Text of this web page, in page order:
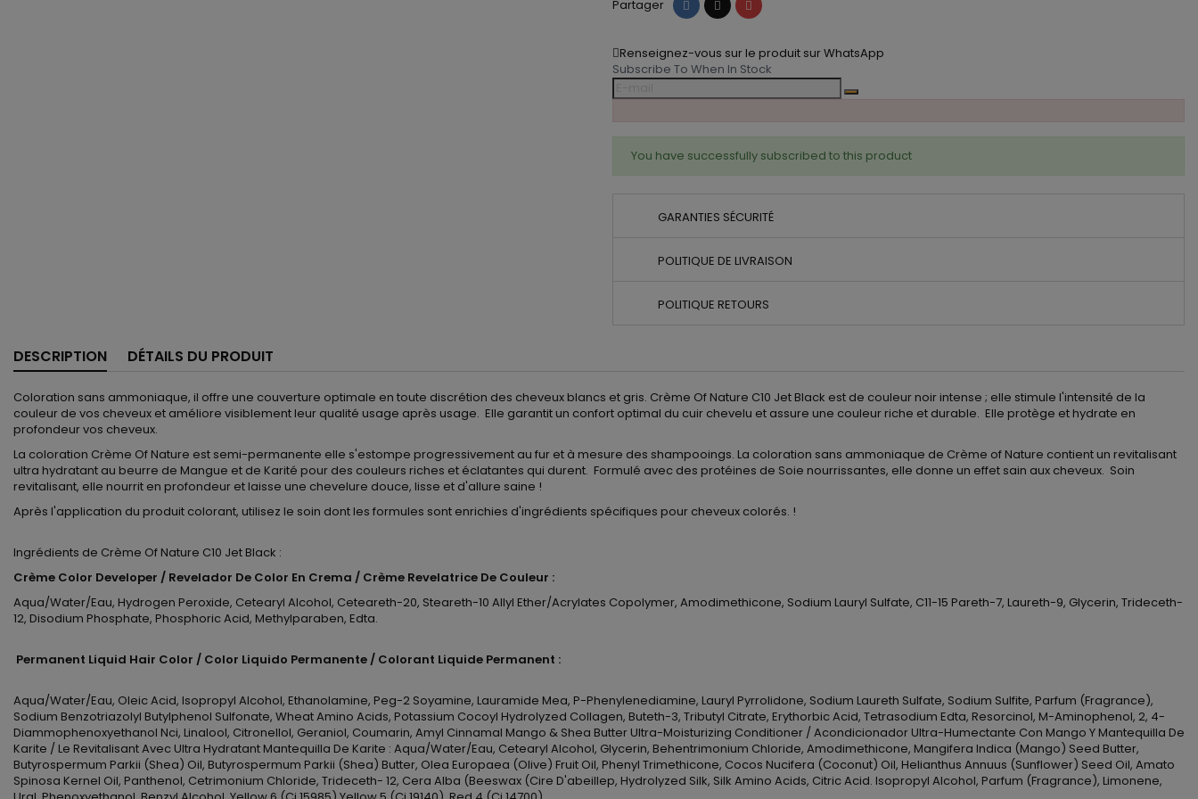
Partager PartagerTweet Pinterest
Renseignez-vous sur le produit sur WhatsApp
Subscribe To When In Stock
You have successfully subscribed to this product
GARANTIES SÉCURITÉ
POLITIQUE DE LIVRAISON
POLITIQUE RETOURS
DESCRIPTION DÉTAILS DU PRODUIT
Coloration sans ammoniaque, il offre une couverture optimale en toute discrétion des cheveux blancs et gris. Crème Of Nature C10 Jet Black est de couleur noir intense ; elle stimule l'intensité de la
couleur de vos cheveux et améliore visiblement leur qualité usage après usage. Elle garantit un confort optimal du cuir chevelu et assure une couleur riche et durable. Elle protège et hydrate en
profondeur vos cheveux.
La coloration Crème Of Nature est semi-permanente elle s'estompe progressivement au fur et à mesure des shampooings. La coloration sans ammoniaque de Crème of Nature contient un revitalisant
ultra hydratant au beurre de Mangue et de Karité pour des couleurs riches et éclatantes qui durent. Formulé avec des protéines de Soie nourrissantes, elle donne un effet sain aux cheveux. Soin
revitalisant, elle nourrit en profondeur et laisse une chevelure douce, lisse et d'allure saine !
Après l'application du produit colorant, utilisez le soin dont les formules sont enrichies d'ingrédients spécifiques pour cheveux colorés. !
Ingrédients de Crème Of Nature C10 Jet Black :
Crème Color Developer / Revelador De Color En Crema / Crème Revelatrice De Couleur :
Aqua/Water/Eau, Hydrogen Peroxide, Cetearyl Alcohol, Ceteareth-20, Steareth-10 Allyl Ether/Acrylates Copolymer, Amodimethicone, Sodium Lauryl Sulfate, C11-15 Pareth-7, Laureth-9, Glycerin, Trideceth-
12, Disodium Phosphate, Phosphoric Acid, Methylparaben, Edta.
Permanent Liquid Hair Color / Color Liquido Permanente / Colorant Liquide Permanent :
Aqua/Water/Eau, Oleic Acid, Isopropyl Alcohol, Ethanolamine, Peg-2 Soyamine, Lauramide Mea, P-Phenylenediamine, Lauryl Pyrrolidone, Sodium Laureth Sulfate, Sodium Sulfite, Parfum (Fragrance),
Sodium Benzotriazolyl Butylphenol Sulfonate, Wheat Amino Acids, Potassium Cocoyl Hydrolyzed Collagen, Buteth-3, Tributyl Citrate, Erythorbic Acid, Tetrasodium Edta, Resorcinol, M-Aminophenol, 2, 4-
Diammophenoxyethanol Nci, Linalool, Citronellol, Geraniol, Coumarin, Amyl Cinnamal Mango & Shea Butter Ultra-Moisturizing Conditioner / Acondicionador Ultra-Humectante Con Mango Y Mantequilla De
Karite / Le Revitalisant Avec Ultra Hydratant Mantequilla De Karite : Aqua/Water/Eau, Cetearyl Alcohol, Glycerin, Behentrimonium Chloride, Amodimethicone, Mangifera Indica (Mango) Seed Butter,
Butyrospermum Parkii (Shea) Oil, Butyrospermum Parkii (Shea) Butter, Olea Europaea (Olive) Fruit Oil, Phenyl Trimethicone, Cocos Nucifera (Coconut) Oil, Helianthus Annuus (Sunflower) Seed Oil, Amato
Spinosa Kernel Oil, Panthenol, Cetrimonium Chloride, Trideceth- 12, Cera Alba (Beeswax (Cire D'abeillep, Hydrolyzed Silk, Silk Amino Acids, Citric Acid. Isopropyl Alcohol, Parfum (Fragrance), Limonene,